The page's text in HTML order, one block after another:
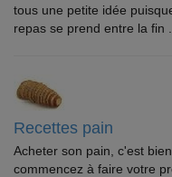
tous une petite idée
repas se prend entre la fin ...
Recettes pain
Acheter son pain, c'est
commencez à faire votre